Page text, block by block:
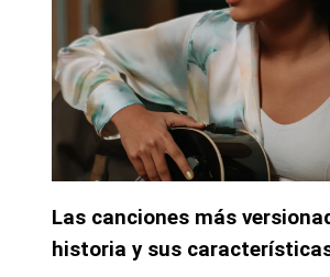
Las canciones más
historia y sus